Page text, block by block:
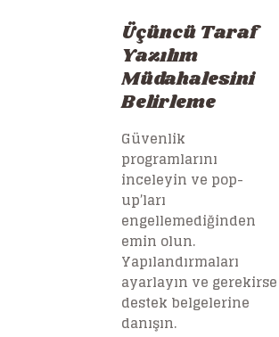
Üçüncü Taraf
Yazılım
Müdahalesini
Belirleme
Güvenlik
programlarını
inceleyin ve pop-
up’ları
engellemediğinden
emin olun.
Yapılandırmaları
ayarlayın ve gerekirse
destek belgelerine
danışın.